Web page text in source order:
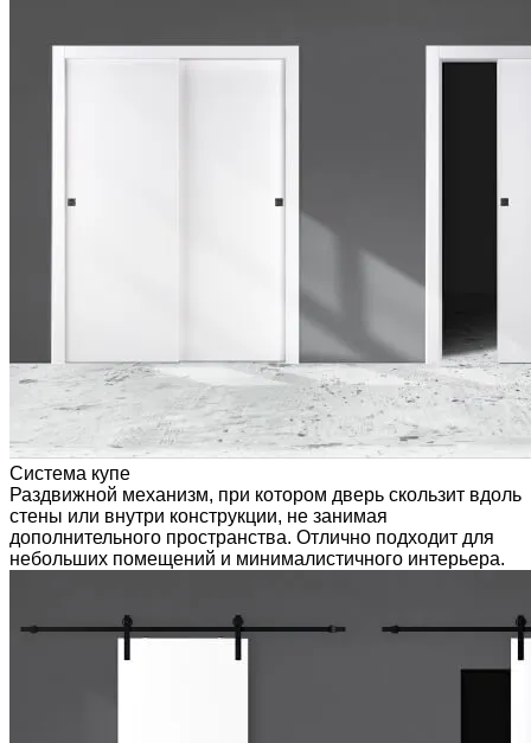
Система купе
Раздвижной механизм, при котором дверь скользит вдоль
стены или внутри конструкции, не занимая
дополнительного пространства. Отлично подходит для
небольших помещений и минималистичного интерьера.